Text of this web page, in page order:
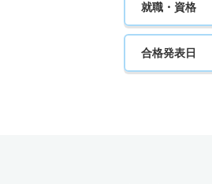
就職・資格
合格発表日